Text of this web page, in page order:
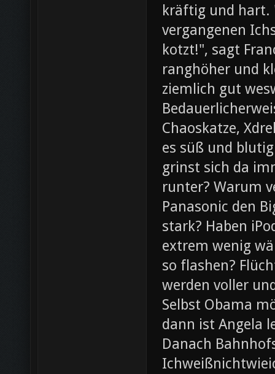
kräftig und hart.
vergangenen
kotzt!", sagt
ranghöher und
ziemlich gut
Chaoskatze,
es süß und
grinst sich da
runter? Warum
Panasonic den
stark? Haben
extrem wenig
so flashen?
werden voller
Selbst Obama
dann ist Angela
Danach